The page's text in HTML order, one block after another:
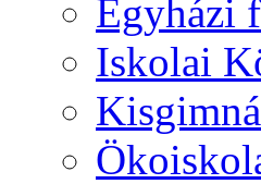
Egyházi
Iskolai